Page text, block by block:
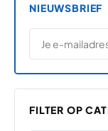
NIEUWSBRIEF
E-MAILADRES
*
FILTER OP